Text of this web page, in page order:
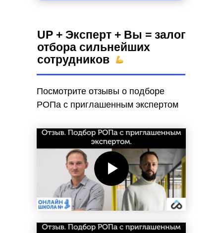
UP + Эксперт + Вы = залог
отбора сильнейших
сотрудников
Посмотрите отзывы о подборе
РОПа с приглашенным экспертом